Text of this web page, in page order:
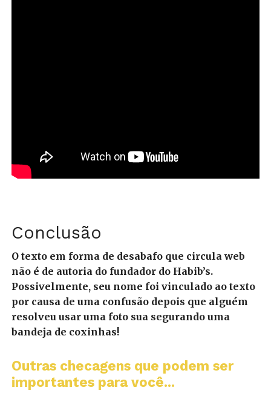
Conclusão
O texto em forma de desabafo que circula web
não é de autoria do fundador do Habib’s.
Possivelmente, seu nome foi vinculado ao texto
por causa de uma confusão depois que alguém
resolveu usar uma foto sua segurando uma
bandeja de coxinhas!
Outras checagens que podem ser
importantes para você...